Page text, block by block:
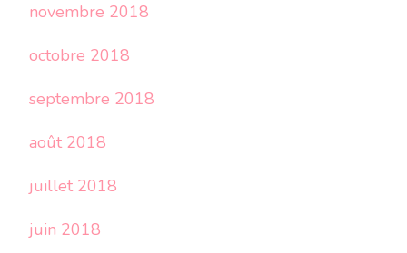
novembre 2018
octobre 2018
septembre 2018
août 2018
juillet 2018
juin 2018